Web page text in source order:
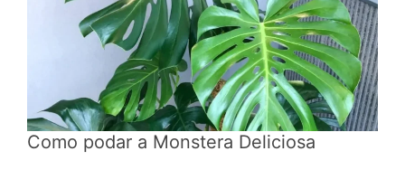
Como podar a Monstera Deliciosa